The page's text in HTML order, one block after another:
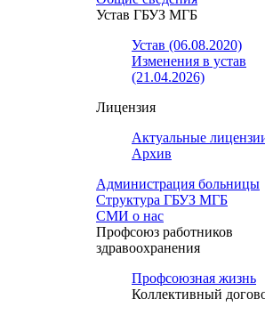
Устав ГБУЗ МГБ
Устав (06.08.2020)
Изменения в устав
(21.04.2026)
Лицензия
Актуальные
Архив
Администрация больницы
Структура ГБУЗ МГБ
СМИ о нас
Профсоюз работников
здравоохранения
Профсоюзная жизнь
Коллективный